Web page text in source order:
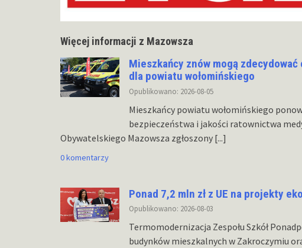
Więcej informacji z Mazowsza
Mieszkańcy znów mogą
dla powiatu wołomińskiego
Opublikowano: 2026-08-05
Mieszkańcy powiatu wołomińskiego
bezpieczeństwa i jakości ratownictwa
Obywatelskiego Mazowsza zgłoszony [...]
0 komentarzy
Ponad 7,2 mln zł z UE na projekty
Opublikowano: 2026-08-03
Termomodernizacja Zespołu Szkół
budynków mieszkalnych w Zakroczymiu